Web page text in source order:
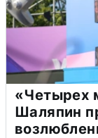
«Четырех
Шаляпин